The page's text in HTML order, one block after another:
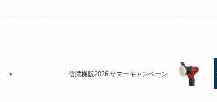
信濃機販2026 サマーキャンペーン